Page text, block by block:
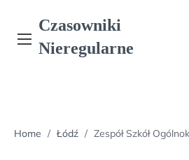
content
Czasowniki
Nieregularne
Home / Łódź / Zespół Szkół